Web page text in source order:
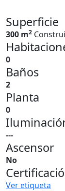
Superficie
300 m2
0
Baños
2
Planta
0
---
Ascensor
No
Ver etiqueta